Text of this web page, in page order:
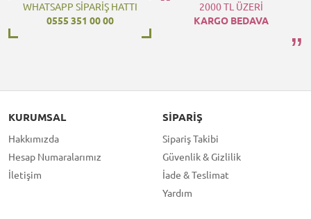
WHATSAPP SİPARİŞ HATTI
0555 351 00 00
2000 TL ÜZERİ
KARGO BEDAVA
KURUMSAL
Hakkımızda
Hesap Numaralarımız
İletişim
SIPARIŞ
Sipariş Takibi
Güvenlik & Gizlilik
İade & Teslimat
Yardım